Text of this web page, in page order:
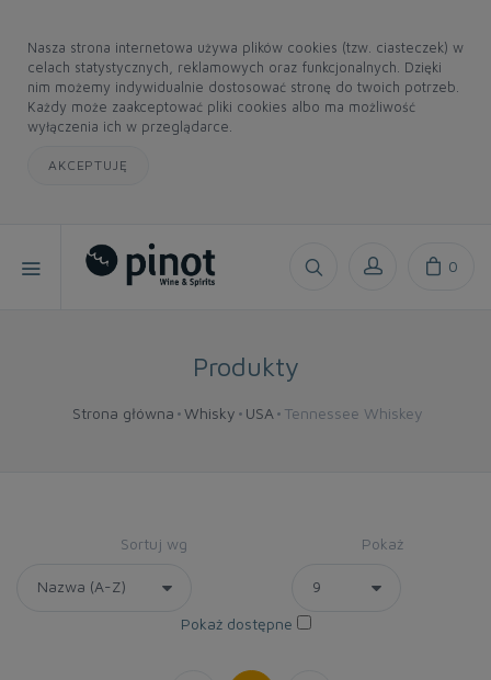
Nasza strona internetowa używa plików cookies (tzw. ciasteczek) w
celach statystycznych, reklamowych oraz funkcjonalnych. Dzięki
nim możemy indywidualnie dostosować stronę do twoich potrzeb.
Każdy może zaakceptować pliki cookies albo ma możliwość
wyłączenia ich w przeglądarce.
AKCEPTUJĘ
0
Produkty
Strona główna Whisky USA Tennessee Whiskey
Sortuj wg Pokaż
Pokaż dostępne